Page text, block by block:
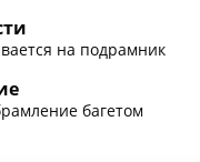
на подрамник
багетом